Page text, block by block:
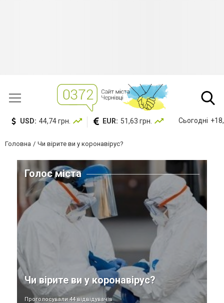
USD: 44,74 грн. EUR: 51,63 грн. Сьогодні
Головна Чи вірите ви у коронавірус?
Голос міста
Чи вірите ви у коронавірус?
Проголосували 44 відвідувачів